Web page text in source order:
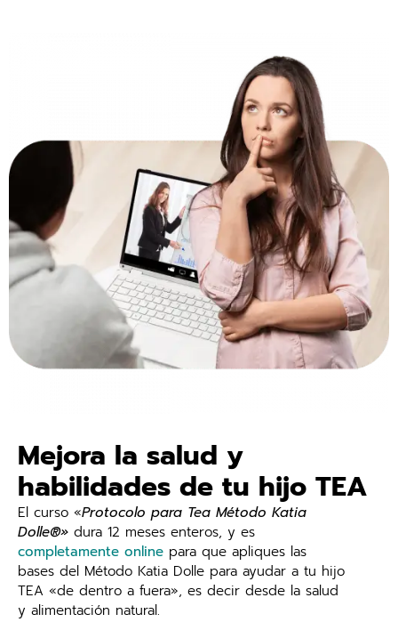
Mejora la salud y
habilidades de tu hijo TEA
El curso «Protocolo para Tea Método Katia
Dolle®» dura 12 meses enteros, y es
completamente online para que apliques las
bases del Método Katia Dolle para ayudar a tu hijo
TEA «de dentro a fuera», es decir desde la salud
y alimentación natural.